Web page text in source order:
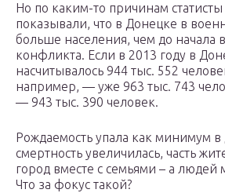
Но по каким-то причинам
показывали, что в Донецке в
больше населения, чем до начала
конфликта. Если в 2013 году в
насчитывалось 944 тыс. 552
например, — уже 963 тыс. 743
— 943 тыс. 390 человек.
Рождаемость упала как минимум в
смертность увеличилась, часть
город вместе с семьями – а людей
Что за фокус такой?